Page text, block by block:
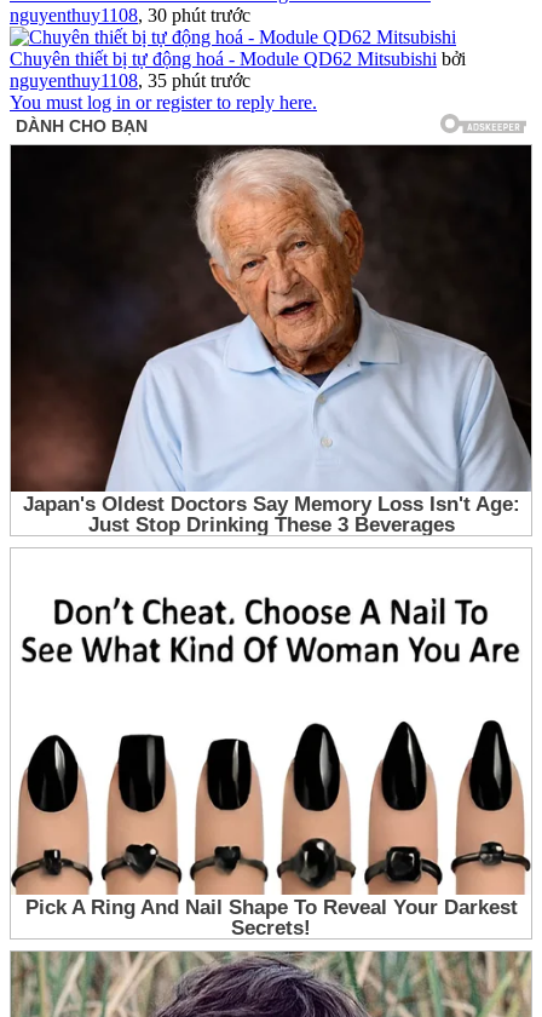
nguyenthuy1108, 30 phút trước
Chuyên thiết bị tự động hoá - Module QD62 Mitsubishi bởi
nguyenthuy1108, 35 phút trước
You must log in or register to reply here.